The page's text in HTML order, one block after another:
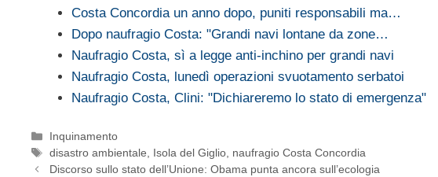
Costa Concordia un anno dopo, puniti responsabili ma…
Dopo naufragio Costa: "Grandi navi lontane da zone…
Naufragio Costa, sì a legge anti-inchino per grandi navi
Naufragio Costa, lunedì operazioni svuotamento serbatoi
Naufragio Costa, Clini: "Dichiareremo lo stato di emergenza"
Categorie
Inquinamento
Tag
disastro ambientale, Isola del Giglio, naufragio Costa Concordia
Discorso sullo stato dell’Unione: Obama punta ancora sull’ecologia